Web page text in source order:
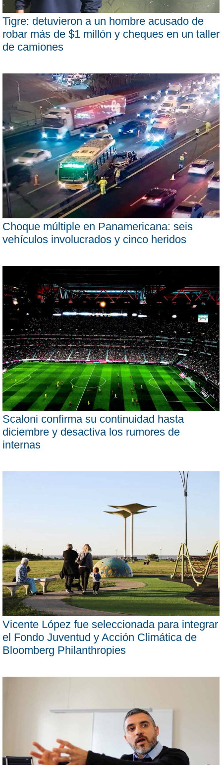
Tigre: detuvieron a un hombre acusado de
robar más de $1 millón y cheques en un taller
de camiones
Choque múltiple en Panamericana: seis
vehículos involucrados y cinco heridos
Scaloni confirma su continuidad hasta
diciembre y desactiva los rumores de
internas
Vicente López fue seleccionada para integrar
el Fondo Juventud y Acción Climática de
Bloomberg Philanthropies